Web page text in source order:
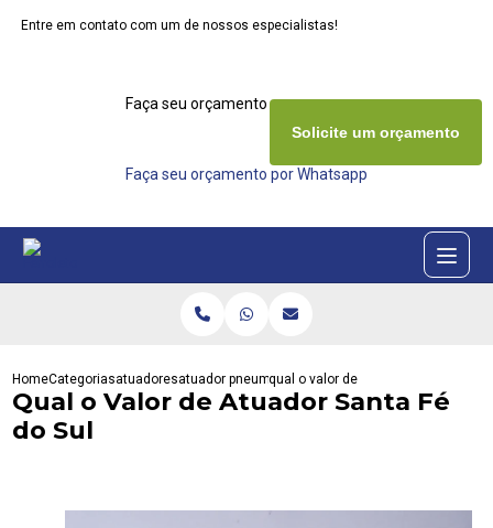
Entre em contato com um de nossos especialistas!
Faça seu orçamento agora mesmo
Faça seu orçamento por Whatsapp
Solicite um orçamento
HomeCategoriasatuadoresatuador pneumatico rotativoqual o valor de atuador santa fe do
Qual o Valor de Atuador Santa Fé
do Sul